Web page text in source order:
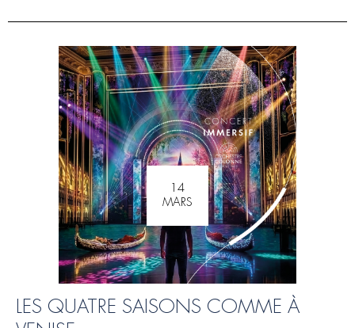
14
MARS
LES QUATRE SAISONS COMME À